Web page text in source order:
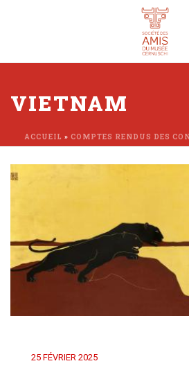
VIETNAM
ACCUEIL » COMPTES RENDUS DES
25 FÉVRIER 2025